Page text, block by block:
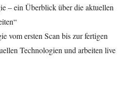
– ein Überblick über die aktuellen
vom ersten Scan bis zur fertigen
Technologien und arbeiten live